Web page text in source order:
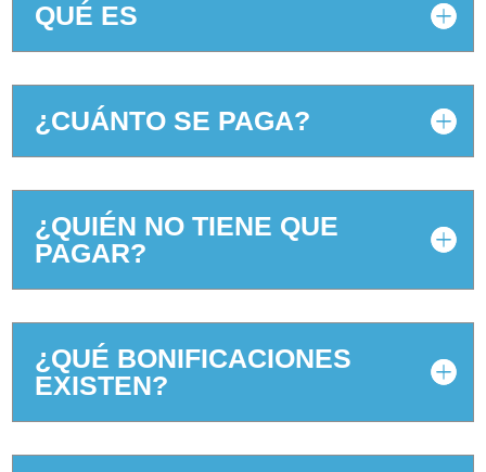
QUÉ ES
¿CUÁNTO SE PAGA?
¿QUIÉN NO TIENE QUE
PAGAR?
¿QUÉ BONIFICACIONES
EXISTEN?